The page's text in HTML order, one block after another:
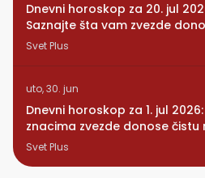
Dnevni horoskop za 20. jul
Saznajte šta vam zvezde
ponedeljka
Svet Plus
uto, 30. jun
Dnevni horoskop za 1. jul
znacima zvezde donose čistu
Svet Plus